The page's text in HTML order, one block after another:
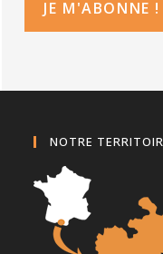
NOTRE